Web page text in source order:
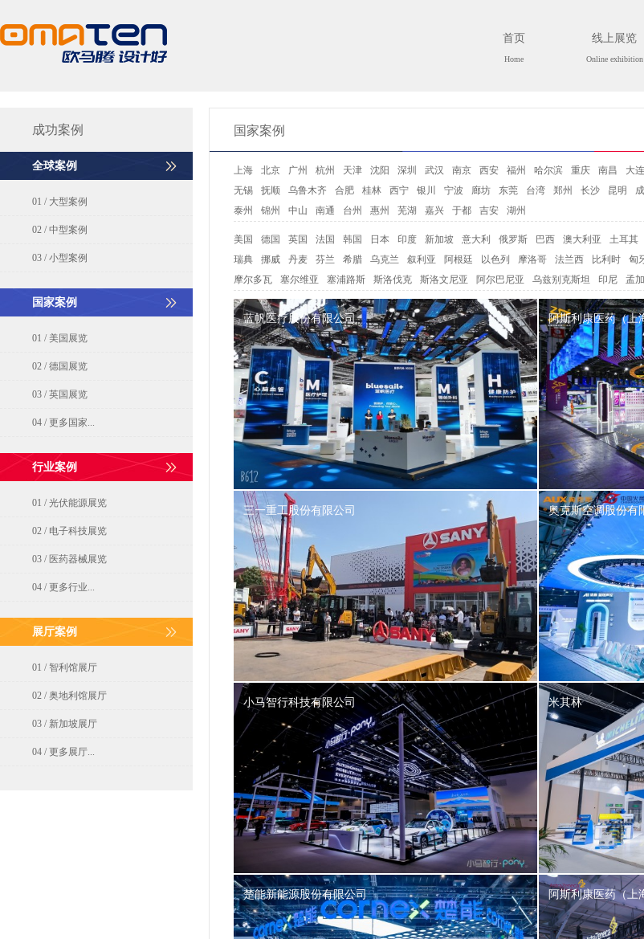
首页
Home
线上展览
Online exhibition
成功案例
全球案例
01 / 大型案例
02 / 中型案例
03 / 小型案例
国家案例
01 / 美国展览
02 / 德国展览
03 / 英国展览
04 / 更多国家...
行业案例
01 / 光伏能源展览
02 / 电子科技展览
03 / 医药器械展览
04 / 更多行业...
展厅案例
01 / 智利馆展厅
02 / 奥地利馆展厅
03 / 新加坡展厅
04 / 更多展厅...
国家案例
上海 北京 广州 杭州 天津 沈阳 深圳 武汉 南京 西安 福州 哈尔滨 重庆 南昌 大连
无锡
抚顺 乌鲁木齐 合肥 桂林 西宁 银川 宁波 廊坊 东莞 台湾 郑州 长沙 昆明
泰州
锦州 中山 南通 台州 惠州 芜湖 嘉兴 于都 吉安 湖州
美国 德国 英国 法国 韩国 日本 印度 新加坡 意大利 俄罗斯 巴西 澳大利亚 土耳其
瑞典
挪威 丹麦 芬兰 希腊 乌克兰 叙利亚 阿根廷 以色列 摩洛哥 法兰西 比利时 匈
摩尔多瓦
塞尔维亚 塞浦路斯 斯洛伐克 斯洛文尼亚 阿尔巴尼亚 乌兹别克斯坦 印尼 孟
蓝帆医疗股份有限公司 阿斯利康医药（上
三一重工股份有限公司 奥克斯空调股份有
小马智行科技有限公司 米其林
楚能新能源股份有限公司 阿斯利康医药（上